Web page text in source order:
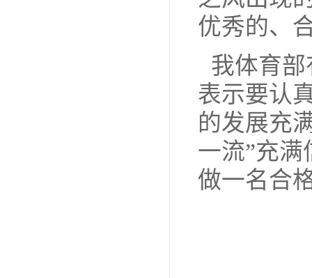
优秀的、
我体育
表示要认
的发展充
一流”充
做一名合